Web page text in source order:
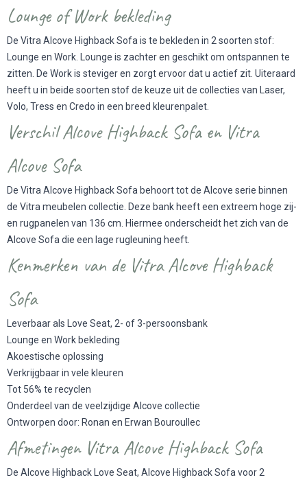
Lounge of Work bekleding
De Vitra Alcove Highback Sofa is te bekleden in 2 soorten stof:
Lounge en Work. Lounge is zachter en geschikt om ontspannen te
zitten. De Work is steviger en zorgt ervoor dat u actief zit. Uiteraard
heeft u in beide soorten stof de keuze uit de collecties van Laser,
Volo, Tress en Credo in een breed kleurenpalet.
Verschil Alcove Highback Sofa en Vitra
Alcove Sofa
De Vitra Alcove Highback Sofa behoort tot de Alcove serie binnen
de Vitra meubelen collectie. Deze bank heeft een extreem hoge zij-
en rugpanelen van 136 cm. Hiermee onderscheidt het zich van de
Alcove Sofa die een lage rugleuning heeft.
Kenmerken van de Vitra Alcove Highback
Sofa
Leverbaar als Love Seat, 2- of 3-persoonsbank
Lounge en Work bekleding
Akoestische oplossing
Verkrijgbaar in vele kleuren
Tot 56% te recyclen
Onderdeel van de veelzijdige Alcove collectie
Ontworpen door: Ronan en Erwan Bouroullec
Afmetingen Vitra Alcove Highback Sofa
De Alcove Highback Love Seat, Alcove Highback Sofa voor 2